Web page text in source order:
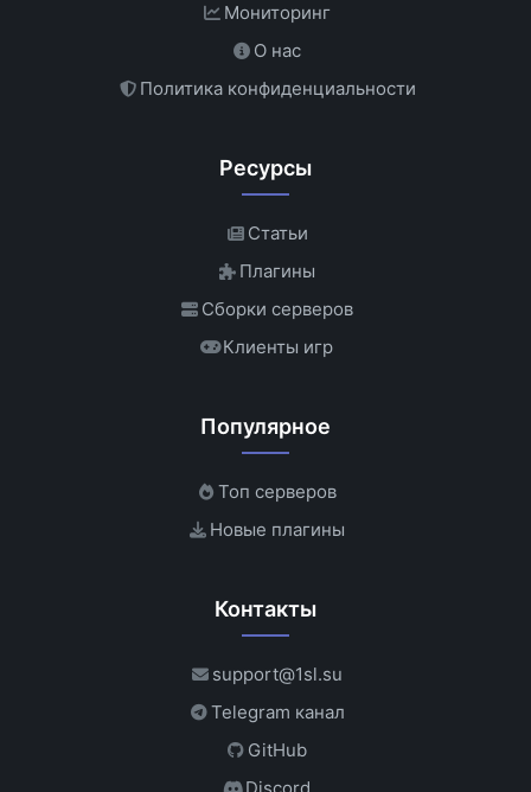
Мониторинг
О нас
Политика конфиденциальности
Ресурсы
Статьи
Плагины
Сборки серверов
Клиенты игр
Популярное
Топ серверов
Новые плагины
Контакты
support@1sl.su
Telegram канал
GitHub